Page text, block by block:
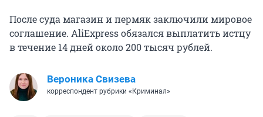
После суда магазин и пермяк заключили мировое
соглашение. AliExpress обязался выплатить истцу
в течение 14 дней около 200 тысяч рублей.
Вероника Свизева
корреспондент рубрики «Криминал»